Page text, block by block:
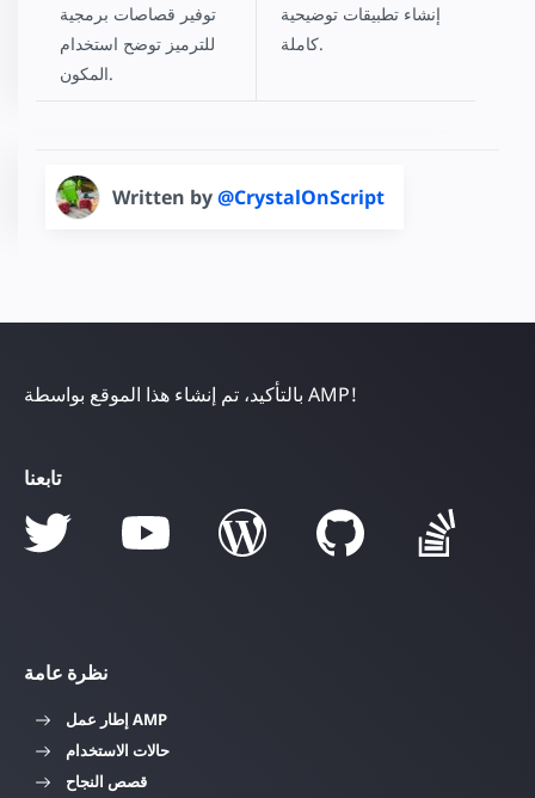
توفير قصاصات برمجية
للترميز توضح استخدام
المكون.
إنشاء تطبيقات توضيحية
كاملة.
Written by@CrystalOnScript
بالتأكيد، تم إنشاء هذا الموقع بواسطة AMP!
تابعنا
نظرة عامة
إطار عمل AMP
حالات الاستخدام
قصص النجاح